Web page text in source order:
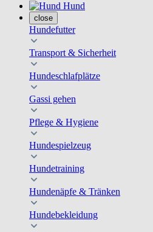
Hund
close
Hundefutter
Transport & Sicherheit
Hundeschlafplätze
Gassi gehen
Pflege & Hygiene
Hundespielzeug
Hundetraining
Hundenäpfe & Tränken
Hundebekleidung